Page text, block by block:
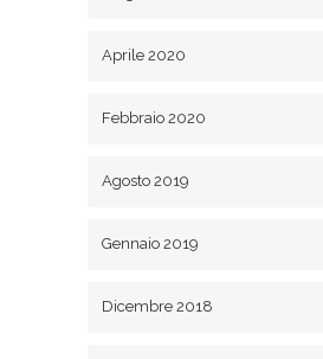
Aprile 2020
Febbraio 2020
Agosto 2019
Gennaio 2019
Dicembre 2018